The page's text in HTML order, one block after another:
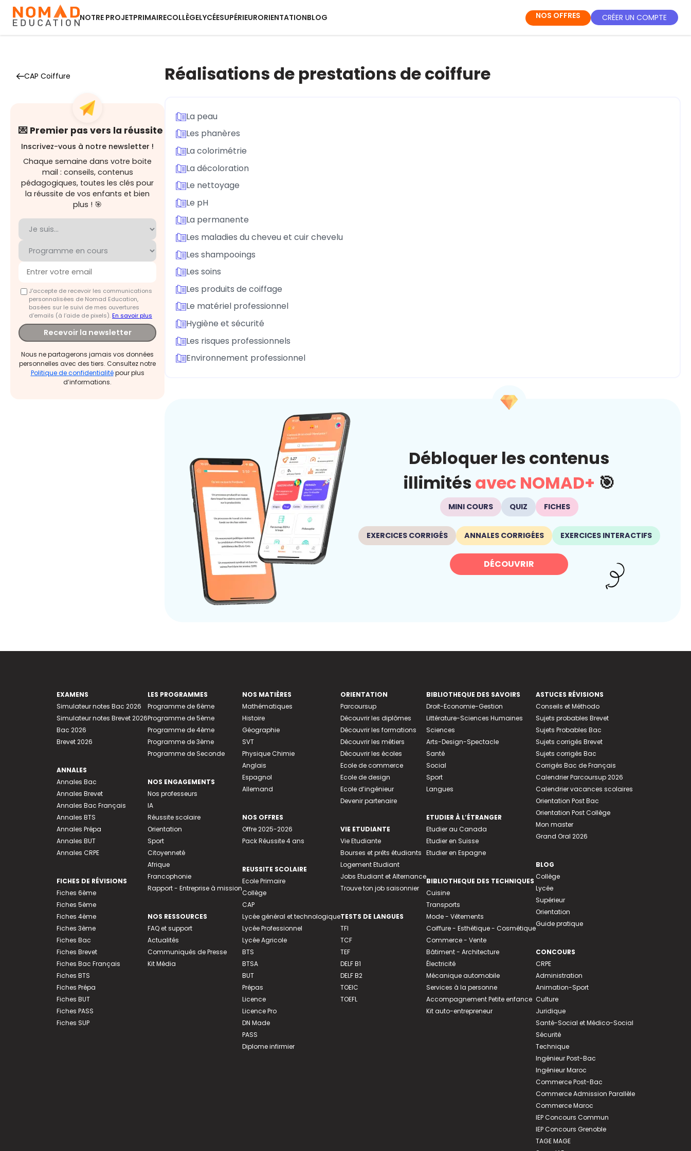
NOTRE PROJETPRIMAIRECOLLÈGELYCÉESUPÉRIEURORIENTATIONBLOG NOS OFFRES CRÉER UN COMPTE
CAP Coiffure
💌 Premier pas vers la réussite
Inscrivez-vous à notre newsletter !
Chaque semaine dans votre boite
mail : conseils, contenus
pédagogiques, toutes les clés pour
la réussite de vos enfants et bien
plus ! 🎯
J'accepte de recevoir les communications
personnalisées de Nomad Education,
basées sur le suivi de mes ouvertures
d'emails (à l’aide de pixels).En savoir plus
Recevoir la newsletter
Nous ne partagerons jamais vos données
personnelles avec des tiers. Consultez notre
Politique de confidentialitépour plus
d’informations.
Réalisations de prestations de coiffure
La peau
Les phanères
La colorimétrie
La décoloration
Le nettoyage
Le pH
La permanente
Les maladies du cheveu et cuir chevelu
Les shampooings
Les soins
Les produits de coiffage
Le matériel professionnel
Hygiène et sécurité
Les risques professionnels
Environnement professionnel
Débloquer les contenus
illimités avec NOMAD+ 🎯
MINI COURS QUIZ FICHES
EXERCICES CORRIGÉS ANNALES CORRIGÉES EXERCICES INTERACTIFS
DÉCOUVRIR
EXAMENS
Simulateur notes Bac 2026
Simulateur notes Brevet 2026
Bac 2026
Brevet 2026
ANNALES
Annales Bac
Annales Brevet
Annales Bac Français
Annales BTS
Annales Prépa
Annales BUT
Annales CRPE
FICHES DE RÉVISIONS
Fiches 6ème
Fiches 5ème
Fiches 4ème
Fiches 3ème
Fiches Bac
Fiches Brevet
Fiches Bac Français
Fiches BTS
Fiches Prépa
Fiches BUT
Fiches PASS
Fiches SUP
LES PROGRAMMES
Programme de 6ème
Programme de 5ème
Programme de 4ème
Programme de 3ème
Programme de Seconde
NOS ENGAGEMENTS
Nos professeurs
IA
Réussite scolaire
Orientation
Sport
Citoyenneté
Afrique
Francophonie
Rapport - Entreprise à mission
NOS RESSOURCES
FAQ et support
Actualités
Communiqués de Presse
Kit Média
NOS MATIÈRES
Mathématiques
Histoire
Géographie
SVT
Physique Chimie
Anglais
Espagnol
Allemand
NOS OFFRES
Offre 2025-2026
Pack Réussite 4 ans
REUSSITE SCOLAIRE
Ecole Primaire
Collège
CAP
Lycée général et technologique
Lycée Professionnel
Lycée Agricole
BTS
BTSA
BUT
Prépas
Licence
Licence Pro
DN Made
PASS
Diplome infirmier
ORIENTATION
Parcoursup
Découvrir les diplômes
Découvrir les formations
Découvrir les métiers
Découvrir les écoles
Ecole de commerce
Ecole de design
Ecole d’ingénieur
Devenir partenaire
VIE ETUDIANTE
Vie Etudiante
Bourses et prêts étudiants
Logement Etudiant
Jobs Etudiant et Alternance
Trouve ton job saisonnier
TESTS DE LANGUES
TFI
TCF
TEF
DELF B1
DELF B2
TOEIC
TOEFL
BIBLIOTHEQUE DES SAVOIRS
Droit-Economie-Gestion
Littérature-Sciences Humaines
Sciences
Arts-Design-Spectacle
Santé
Social
Sport
Langues
ETUDIER À L’ÉTRANGER
Etudier au Canada
Etudier en Suisse
Etudier en Espagne
BIBLIOTHEQUE DES TECHNIQUES
Cuisine
Transports
Mode - Vêtements
Coiffure - Esthétique - Cosmétique
Commerce - Vente
Bâtiment - Architecture
Électricité
Mécanique automobile
Services à la personne
Accompagnement Petite enfance
Kit auto-entrepreneur
ASTUCES RÉVISIONS
Conseils et Méthodo
Sujets probables Brevet
Sujets Probables Bac
Sujets corrigés Brevet
Sujets corrigés Bac
Corrigés Bac de Français
Calendrier Parcoursup 2026
Calendrier vacances scolaires
Orientation Post Bac
Orientation Post Collège
Mon master
Grand Oral 2026
BLOG
Collège
Lycée
Supérieur
Orientation
Guide pratique
CONCOURS
CRPE
Administration
Animation-Sport
Culture
Juridique
Santé-Social et Médico-Social
Sécurité
Technique
Ingénieur Post-Bac
Ingénieur Maroc
Commerce Post-Bac
Commerce Admission Parallèle
Commerce Maroc
IEP Concours Commun
IEP Concours Grenoble
TAGE MAGE